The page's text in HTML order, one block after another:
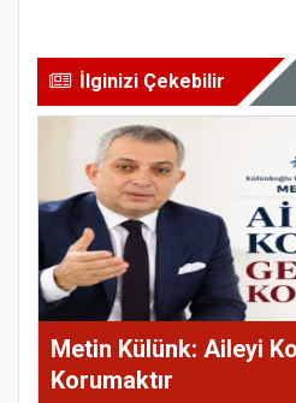
İlginizi Çekebilir
Metin Külünk: Aileyi
Korumaktır